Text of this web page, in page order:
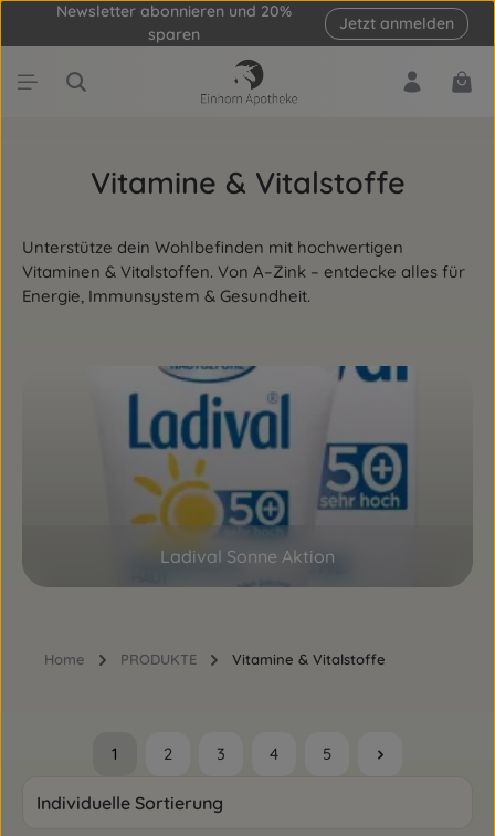
Zum Hauptinhalt springen
Newsletter abonnieren und 20%
sparen
Jetzt anmelden
Vitamine & Vitalstoffe
Unterstütze dein Wohlbefinden mit hochwertigen
Vitaminen & Vitalstoffen. Von A–Zink – entdecke alles für
Energie, Immunsystem & Gesundheit.
Kategoriegalerie überspringen
Ladival Sonne Aktion
Home PRODUKTE Vitamine & Vitalstoffe
Seite
1 Seite
2 Seite
3 Seite
4 Seite
5